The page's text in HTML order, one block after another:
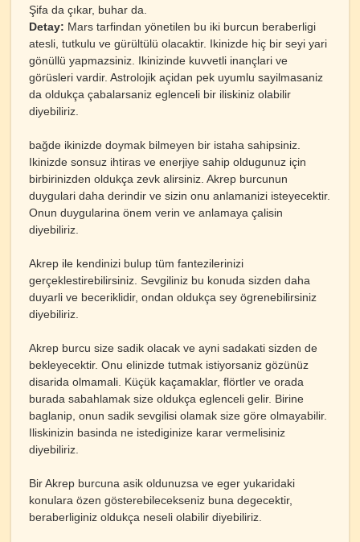
Şifa da çıkar, buhar da.
Detay: Mars tarfindan yönetilen bu iki burcun beraberligi
atesli, tutkulu ve gürültülü olacaktir. Ikinizde hiç bir seyi yari
gönüllü yapmazsiniz. Ikinizinde kuvvetli inançlari ve
görüsleri vardir. Astrolojik açidan pek uyumlu sayilmasaniz
da oldukça çabalarsaniz eglenceli bir iliskiniz olabilir
diyebiliriz.
bağde ikinizde doymak bilmeyen bir istaha sahipsiniz.
Ikinizde sonsuz ihtiras ve enerjiye sahip oldugunuz için
birbirinizden oldukça zevk alirsiniz. Akrep burcunun
duygulari daha derindir ve sizin onu anlamanizi isteyecektir.
Onun duygularina önem verin ve anlamaya çalisin
diyebiliriz.
Akrep ile kendinizi bulup tüm fantezilerinizi
gerçeklestirebilirsiniz. Sevgiliniz bu konuda sizden daha
duyarli ve beceriklidir, ondan oldukça sey ögrenebilirsiniz
diyebiliriz.
Akrep burcu size sadik olacak ve ayni sadakati sizden de
bekleyecektir. Onu elinizde tutmak istiyorsaniz gözünüz
disarida olmamali. Küçük kaçamaklar, flörtler ve orada
burada sabahlamak size oldukça eglenceli gelir. Birine
baglanip, onun sadik sevgilisi olamak size göre olmayabilir.
Iliskinizin basinda ne istediginize karar vermelisiniz
diyebiliriz.
Bir Akrep burcuna asik oldunuzsa ve eger yukaridaki
konulara özen gösterebilecekseniz buna degecektir,
beraberliginiz oldukça neseli olabilir diyebiliriz.